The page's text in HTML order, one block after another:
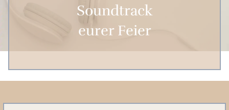
Soundtrack
eurer Feier